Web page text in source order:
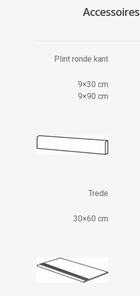
Accessoires
Plint ronde kant
9×30 cm
9×90 cm
Trede
30×60 cm